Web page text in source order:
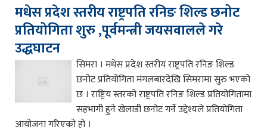
मधेस प्रदेश स्तरीय राष्ट्रपति रनिङ शिल्ड छनोट
प्रतियोगिता शुरु ,पूर्वमन्त्री जयसवालले गरे
उद्धघाटन
सिमरा । मधेस प्रदेश स्तरीय राष्ट्रपति रनिङ शिल्ड
छनोट प्रतियोगिता मंगलबारदेखि सिमरामा सुरु भएको
छ । राष्ट्रिय स्तरको राष्ट्रपति रनिङ शिल्ड प्रतियोगितामा
सहभागी हुने खेलाडी छनोट गर्ने उद्देश्यले प्रतियोगिता
आयोजना गरिएको हो ।